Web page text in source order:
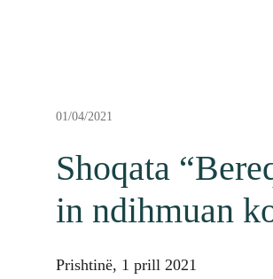
01/04/2021
Shoqata
in ndihmuan
Prishtinë, 1 prill 2021